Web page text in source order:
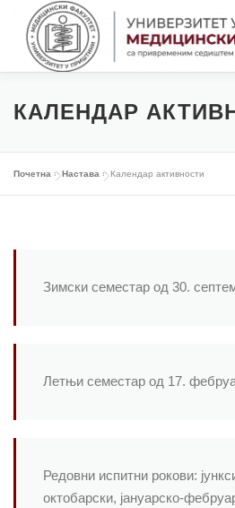
Скочи
садржај
ПОЧЕТНА ФАКУЛТЕТ
НАСТАВА СТУДЕНТИ
КАЛЕНДАР
Почетна »Настава »Календар активности
Зимски семестар од 30.
Летњи семестар од 17.
Редовни испитни рокови:
октобарски, јануарско-